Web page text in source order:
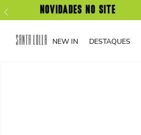
NEW IN DESTAQUES